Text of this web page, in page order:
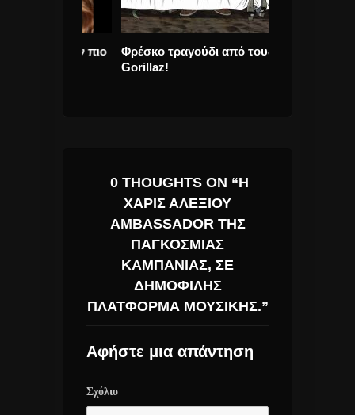
Φρέσκο τραγούδι από τους
Gorillaz!
0 THOUGHTS ON “Η
ΧΆΡΙΣ ΑΛΕΞΊΟΥ
AMBASSADOR ΤΗΣ
ΠΑΓΚΌΣΜΙΑΣ
ΚΑΜΠΆΝΙΑΣ, ΣΕ
ΔΗΜΟΦΙΛΉΣ
ΠΛΑΤΦΌΡΜΑ ΜΟΥΣΙΚΉΣ.”
Αφήστε μια απάντηση
Σχόλιο